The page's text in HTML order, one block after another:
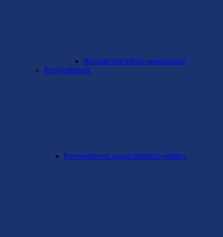
Recapiti dell'ufficio responsabile
Provvedimenti
Provvedimenti organi indirizzo-politico